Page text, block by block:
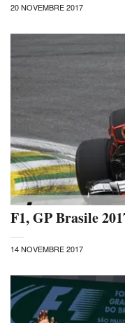
20 NOVEMBRE 2017
F1, GP Brasile
14 NOVEMBRE 2017